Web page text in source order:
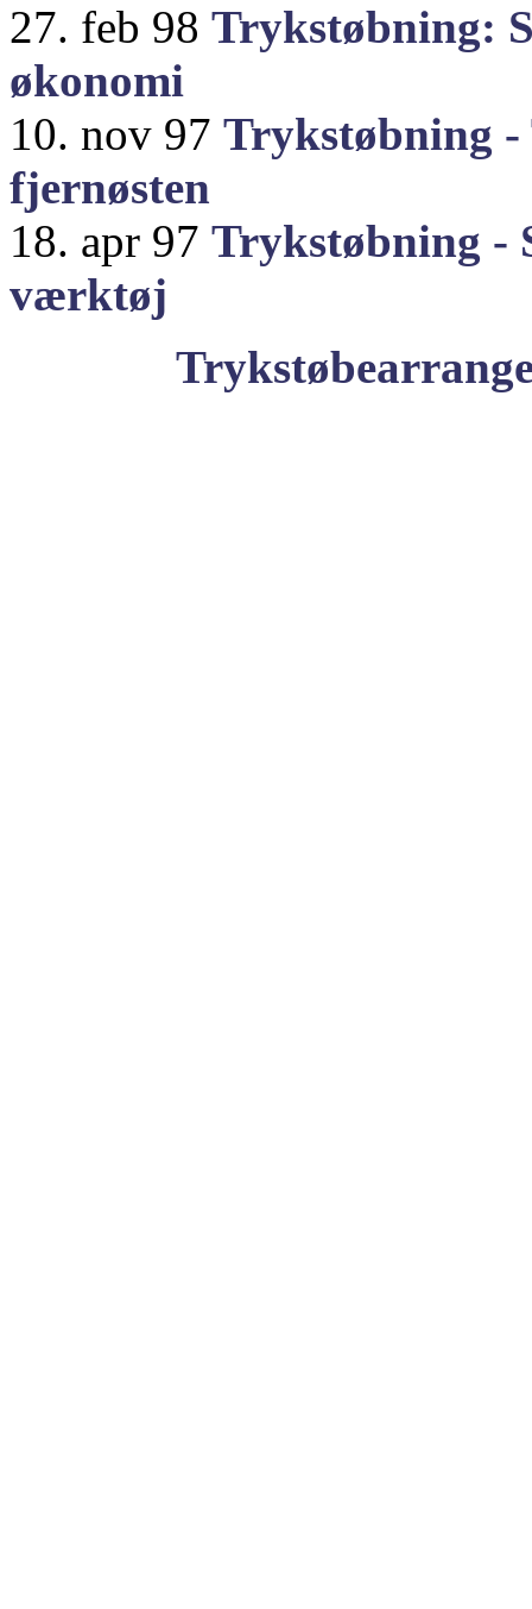
27. feb 98 Trykstøbning:
økonomi
10. nov 97 Trykstøbning -
fjernøsten
18. apr 97 Trykstøbning -
værktøj